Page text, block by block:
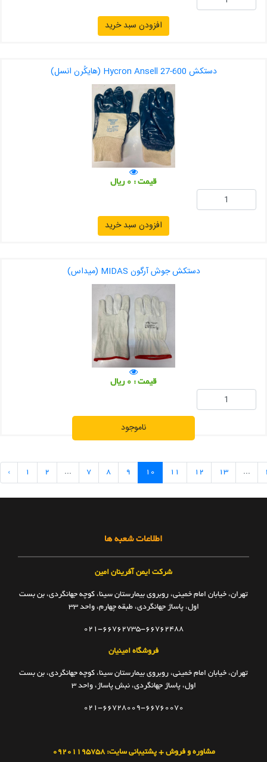
افزودن سبد خرید
دستکش Hycron Ansell 27-600 (هایکُرن انسل)
قیمت : 0 ریال
افزودن سبد خرید
دستکش جوش آرگون MIDAS (میداس)
قیمت : 0 ریال
ناموجود
‹ 1 2 ... 7 8 9 10 11 12 13 ...
اطلاعات شعبه ها
شرکت ایمن آفرینان امین
تهران، خیابان امام خمینی، روبروی بیمارستان سینا، کوچه جهانگردی، بن بست
اول، پاساژ جهانگردی، طبقه چهارم، واحد ۳۳
021-66762735-66762488
فروشگاه امینیان
تهران، خیابان امام خمینی، روبروی بیمارستان سینا، کوچه جهانگردی، بن بست
اول، پاساژ جهانگردی، نبش پاساژ، واحد ۳
021-66728009-66760070
مشاوره و فروش + پشتیبانی سایت: ۰۹۲۰۱۱۹۵۷۵۸